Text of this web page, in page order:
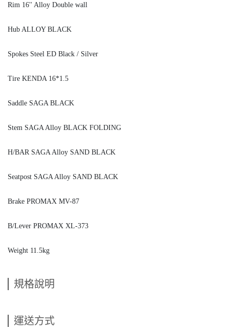
Rim 16'' Alloy Double wall
Hub ALLOY BLACK
Spokes Steel ED Black / Silver
Tire KENDA 16*1.5
Saddle SAGA BLACK
Stem SAGA Alloy BLACK FOLDING
H/BAR SAGA Alloy SAND BLACK
Seatpost SAGA Alloy SAND BLACK
Brake PROMAX MV-87
B/Lever PROMAX XL-373
Weight 11.5kg
規格說明
運送方式